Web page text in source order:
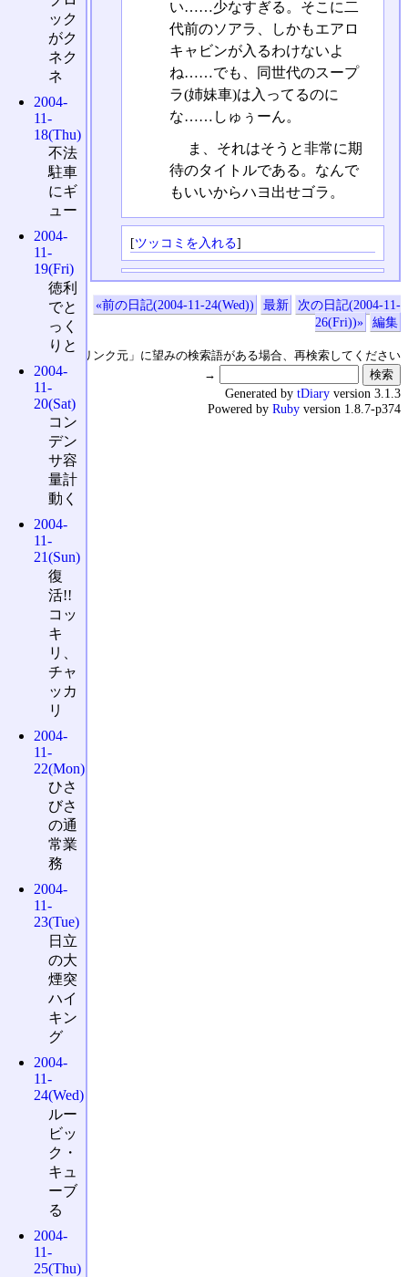
い……少なすぎる。そこに二
代前のソアラ、しかもエアロ
キャビンが入るわけないよ
ね……でも、同世代のスープ
ラ(姉妹車)は入ってるのに
な……しゅぅーん。
ま、それはそうと非常に期
待のタイトルである。なんで
もいいからハヨ出せゴラ。
[ツッコミを入れる]
«前の日記(2004-11-24(Wed)) 最新
次の日記(2004-11-
26(Fri))»
編集
↑の「本日のリンク元」に望みの検索語がある場合、再検索してください
→
ック
がク
ネク
ネ
2004-
11-
18(Thu)
不法
駐車
にギ
ュー
2004-
11-
19(Fri)
徳利
でと
っく
りと
2004-
11-
20(Sat)
コン
デン
サ容
量計
動く
2004-
11-
21(Sun)
復
活!!
コッ
キ
リ、
チャ
ッカ
リ
2004-
11-
22(Mon)
ひさ
びさ
の通
常業
務
2004-
11-
23(Tue)
日立
の大
煙突
ハイ
キン
グ
2004-
11-
24(Wed)
ルー
ビッ
ク・
キュ
ーブ
る
2004-
11-
25(Thu)
Generated by tDiary version 3.1.3
Powered by Ruby version 1.8.7-p374